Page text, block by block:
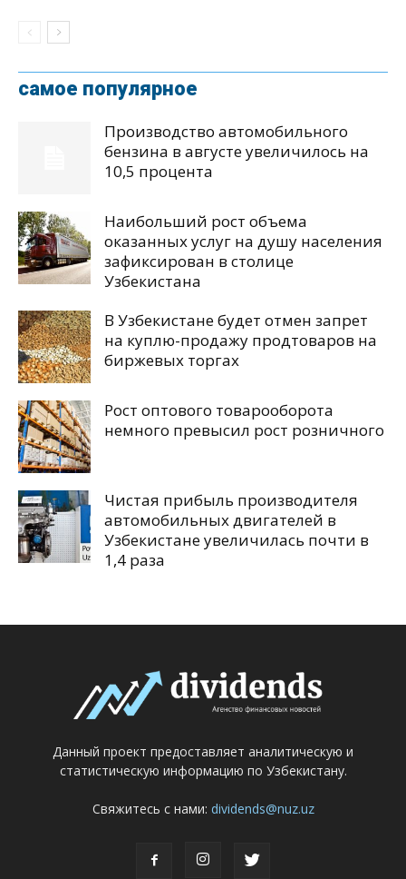
самое популярное
Производство автомобильного
бензина в августе увеличилось на
10,5 процента
Наибольший рост объема
оказанных услуг на душу населения
зафиксирован в столице
Узбекистана
В Узбекистане будет отмен запрет
на куплю-продажу продтоваров на
биржевых торгах
Рост оптового товарооборота
немного превысил рост розничного
Чистая прибыль производителя
автомобильных двигателей в
Узбекистане увеличилась почти в
1,4 раза
Данный проект предоставляет аналитическую и
статистическую информацию по Узбекистану.
Свяжитесь с нами: dividends@nuz.uz